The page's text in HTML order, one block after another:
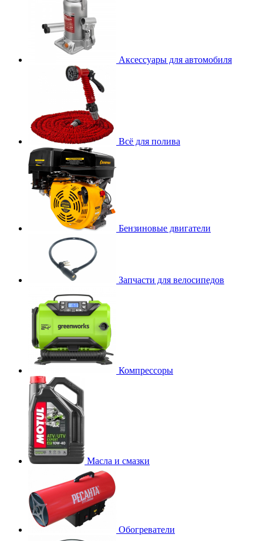
Аксессуары для автомобиля
Всё для полива
Бензиновые двигатели
Запчасти для велосипедов
Компрессоры
Масла и смазки
Обогреватели